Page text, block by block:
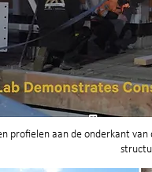
profielen aan de onderkant